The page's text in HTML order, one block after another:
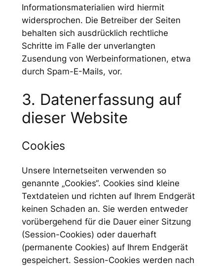
Informationsmaterialien wird hiermit
widersprochen. Die Betreiber der Seiten
behalten sich ausdrücklich rechtliche
Schritte im Falle der unverlangten
Zusendung von Werbeinformationen, etwa
durch Spam-E-Mails, vor.
3. Datenerfassung auf
dieser Website
Cookies
Unsere Internetseiten verwenden so
genannte „Cookies“. Cookies sind kleine
Textdateien und richten auf Ihrem Endgerät
keinen Schaden an. Sie werden entweder
vorübergehend für die Dauer einer Sitzung
(Session-Cookies) oder dauerhaft
(permanente Cookies) auf Ihrem Endgerät
gespeichert. Session-Cookies werden nach